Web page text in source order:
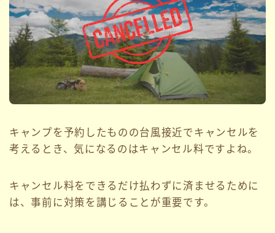
キャンプを予約したものの台風接近でキャンセルを
考えるとき、気になるのはキャンセル料ですよね。
キャンセル料をできるだけ払わずに済ませるために
は、事前に対策を講じることが重要です。